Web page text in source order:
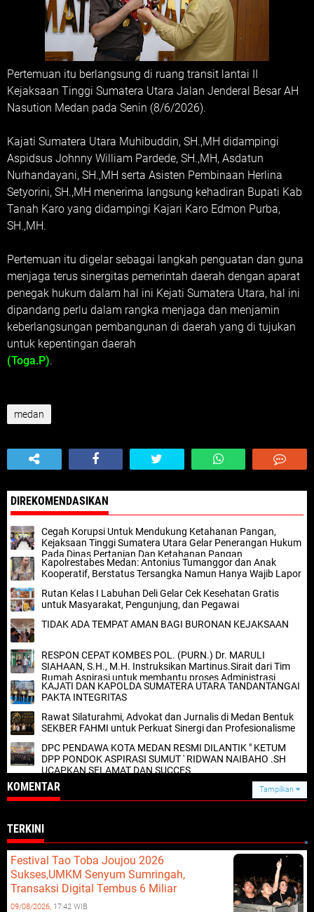
Pertemuan itu berlangsung di ruang transit lantai II
Kejaksaan Tinggi Sumatera Utara Jalan Jenderal Besar AH
Nasution Medan pada Senin (8/6/2026).
Kajati Sumatera Utara Muhibuddin, SH.,MH didampingi
Aspidsus Johnny William Pardede, SH.,MH, Asdatun
Nurhandayani, SH.,MH serta Asisten Pembinaan Herlina
Setyorini, SH.,MH menerima langsung kehadiran Bupati Kab
Tanah Karo yang didampingi Kajari Karo Edmon Purba,
SH.,MH.
Pertemuan itu digelar sebagai langkah penguatan dan guna
menjaga terus sinergitas pemerintah daerah dengan aparat
penegak hukum dalam hal ini Kejati Sumatera Utara, hal ini
dipandang perlu dalam rangka menjaga dan menjamin
keberlangsungan pembangunan di daerah yang di tujukan
untuk kepentingan daerah
(Toga.P).
medan
DIREKOMENDASIKAN
Cegah Korupsi Untuk Mendukung Ketahanan Pangan,
Kejaksaan Tinggi Sumatera Utara Gelar Penerangan Hukum
Pada Dinas Pertanian Dan Ketahanan Pangan
Kapolrestabes Medan: Antonius Tumanggor dan Anak
Kooperatif, Berstatus Tersangka Namun Hanya Wajib Lapor
Rutan Kelas I Labuhan Deli Gelar Cek Kesehatan Gratis
untuk Masyarakat, Pengunjung, dan Pegawai
TIDAK ADA TEMPAT AMAN BAGI BURONAN KEJAKSAAN
RESPON CEPAT KOMBES POL. (PURN.) Dr. MARULI
SIAHAAN, S.H., M.H. Instruksikan Martinus.Sirait dari Tim
Rumah Aspirasi untuk membantu proses Administrasi
Kesehatan
KAJATI DAN KAPOLDA SUMATERA UTARA TANDANTANGAI
PAKTA INTEGRITAS
Rawat Silaturahmi, Advokat dan Jurnalis di Medan Bentuk
SEKBER FAHMI untuk Perkuat Sinergi dan Profesionalisme
DPC PENDAWA KOTA MEDAN RESMI DILANTIK " KETUM
DPP PONDOK ASPIRASI SUMUT ' RIDWAN NAIBAHO .SH
UCAPKAN SELAMAT DAN SUCCES
KOMENTAR Tampilkan
TERKINI
Festival Tao Toba Joujou 2026
Sukses,UMKM Senyum Sumringah,
Transaksi Digital Tembus 6 Miliar
09/08/2026, 17:42 WIB